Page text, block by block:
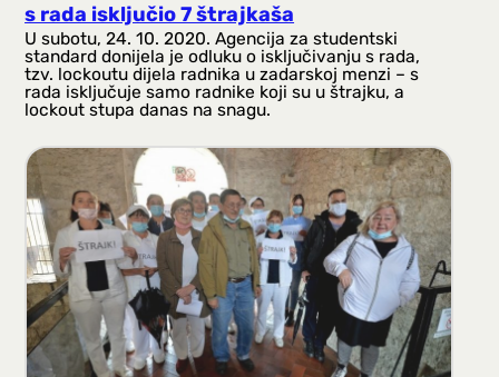
s rada isključio 7 štrajkaša
U subotu, 24. 10. 2020. Agencija za studentski
standard donijela je odluku o isključivanju s rada,
tzv. lockoutu dijela radnika u zadarskoj menzi – s
rada isključuje samo radnike koji su u štrajku, a
lockout stupa danas na snagu.